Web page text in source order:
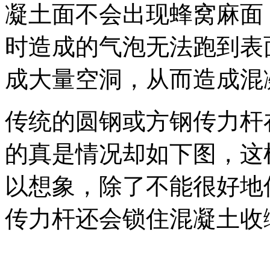
凝土面不会出现蜂窝麻
时造成的气泡无法跑到
成大量空洞，从而造成
传统的圆钢或方钢传力
的真是情况却如下图，
以想象，除了不能很好
传力杆还会锁住混凝土收